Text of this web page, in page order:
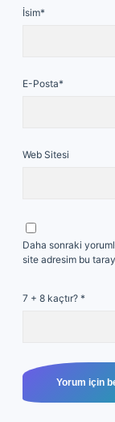
İsim*
E-Posta*
Web Sitesi
Daha sonraki
site adresim bu
7 + 8 kaçtır? *